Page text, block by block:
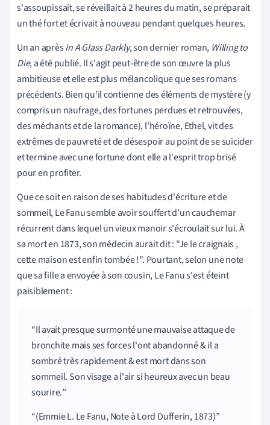
s'assoupissait, se réveillait à 2 heures du matin, se préparait
un thé fort et écrivait à nouveau pendant quelques heures.
Un an aprèsIn A Glass Darkly, son dernier roman, Willing to
Die, a été publié. Il s'agit peut-être de son œuvre la plus
ambitieuse et elle est plus mélancolique que ses romans
précédents. Bien qu'il contienne des éléments de mystère (y
compris un naufrage, des fortunes perdues et retrouvées,
des méchants et de la romance), l'héroïne, Ethel, vit des
extrêmes de pauvreté et de désespoir au point de se suicider
et termine avec une fortune dont elle a l'esprit trop brisé
pour en profiter.
Que ce soit en raison de ses habitudes d'écriture et de
sommeil, Le Fanu semble avoir souffert d'un cauchemar
récurrent dans lequel un vieux manoir s'écroulait sur lui. À
sa mort en 1873, son médecin aurait dit : "Je le craignais,
cette maison est enfin tombée !". Pourtant, selon une note
que sa fille a envoyée à son cousin, Le Fanu s'est éteint
paisiblement :
Il avait presque surmonté une mauvaise attaque de
bronchite mais ses forces l'ont abandonné & il a
sombré très rapidement & est mort dans son
sommeil. Son visage a l'air si heureux avec un beau
sourire.
(Emmie L. Le Fanu, Note à Lord Dufferin, 1873)